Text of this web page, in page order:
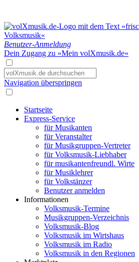
Benutzer-Anmeldung
Dein Zugang zu »Mein volXmusik.de«
Navigation überspringen
Startseite
Express-Service
für Musikanten
für Veranstalter
für Musikgruppen-Vertreter
für Volksmusik-Liebhaber
für musikantenfreundl. Wirte
für Musiklehrer
für Volkstänzer
Benutzer anmelden
Informationen
Volksmusik-Termine
Musikgruppen-Verzeichnis
Volksmusik-Blog
Volksmusik im Wirtshaus
Volksmusik im Radio
Volksmusik in den Regionen